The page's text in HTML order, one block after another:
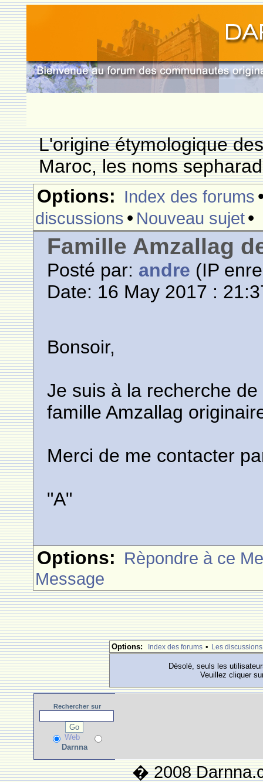
L'origine étymologique
Maroc, les noms
Options: Index des forums
discussions • Nouveau sujet•
Famille Amzallag
Posté par: andre (IP
Date: 16 May 2017 :
Bonsoir,
Je suis à la recherche
famille Amzallag
Merci de me contacter
"A"
Options: Rèpondre à ce
Message
Options: Index des forums • Les discussions
Dèsolè, seuls les
Veuillez cliquer
Rechercher sur
Web
Darnna
� 2008